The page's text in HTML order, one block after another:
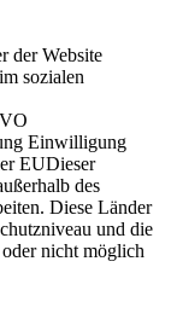
der Website
sozialen
Einwilligung
EUDieser
des
Diese Länder
und die
nicht möglich